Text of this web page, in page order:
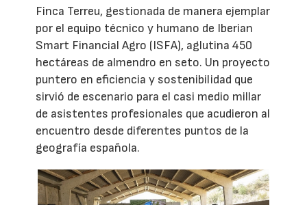
Finca Terreu, gestionada de manera ejemplar
por el equipo técnico y humano de Iberian
Smart Financial Agro (ISFA), aglutina 450
hectáreas de almendro en seto. Un proyecto
puntero en eficiencia y sostenibilidad que
sirvió de escenario para el casi medio millar
de asistentes profesionales que acudieron al
encuentro desde diferentes puntos de la
geografía española.